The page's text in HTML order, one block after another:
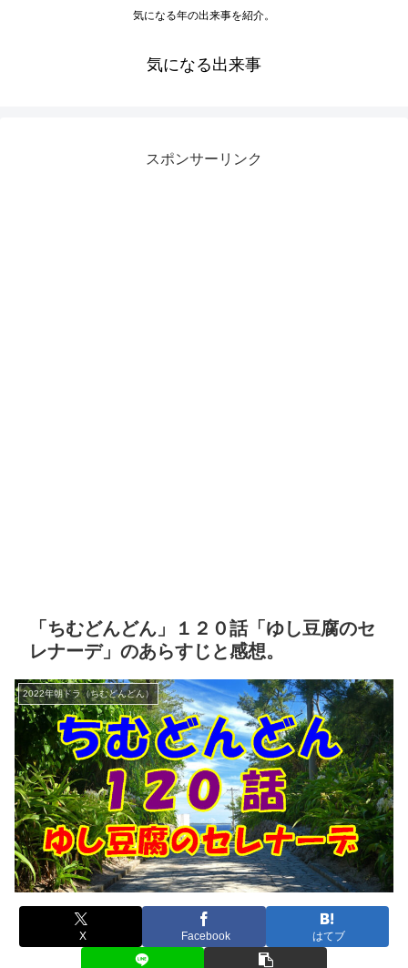
気になる年の出来事を紹介。
気になる出来事
スポンサーリンク
「ちむどんどん」１２０話「ゆし豆腐のセ
レナーデ」のあらすじと感想。
2022年朝ドラ（ちむどんどん）
X Facebook はてブ